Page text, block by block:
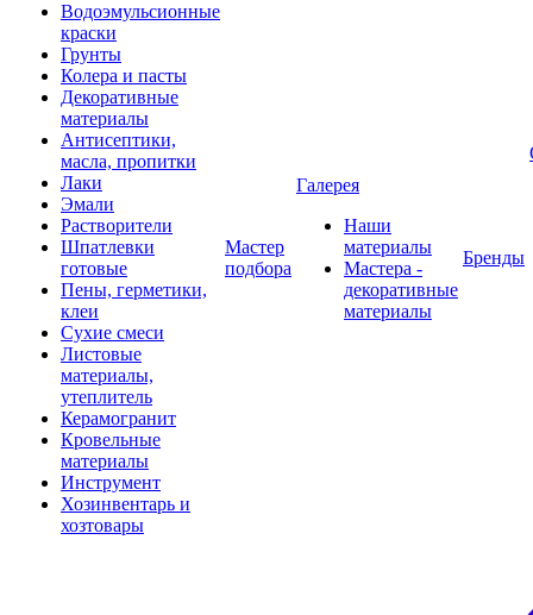
Водоэмульсионные
краски
Грунты
Колера и пасты
Декоративные
материалы
Антисептики,
масла, пропитки
Лаки
Эмали
Растворители
Шпатлевки
готовые
Пены, герметики,
клеи
Сухие смеси
Листовые
материалы,
утеплитель
Керамогранит
Кровельные
материалы
Инструмент
Хозинвентарь и
хозтовары
Мастер
подбора
Галерея
Наши
материалы
Мастера -
декоративные
материалы
Бренды